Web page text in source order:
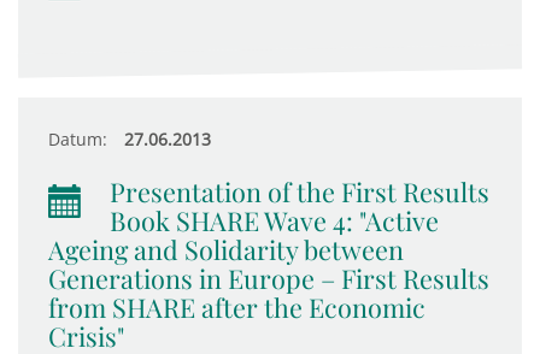
Datum: 27.06.2013
Presentation of the First Results
Book SHARE Wave 4: "Active
Ageing and Solidarity between
Generations in Europe – First Results
from SHARE after the Economic
Crisis"